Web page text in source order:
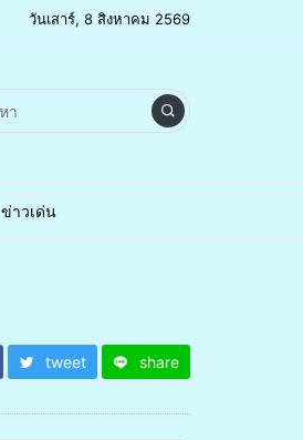
วันเสาร์, 8 สิงหาคม 2569
ข่าวเด่น
tweet share